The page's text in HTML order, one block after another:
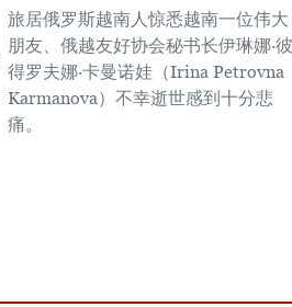
旅居俄罗斯越南人惊悉越南一位伟大
朋友、俄越友好协会秘书长伊琳娜·彼
得罗夫娜·卡曼诺娃（Irina Petrovna
Karmanova）不幸逝世感到十分悲
痛。